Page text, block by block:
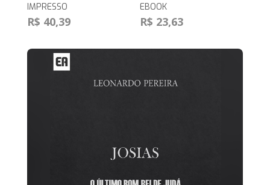
IMPRESSO
R$ 40,39
EBOOK
R$ 23,63